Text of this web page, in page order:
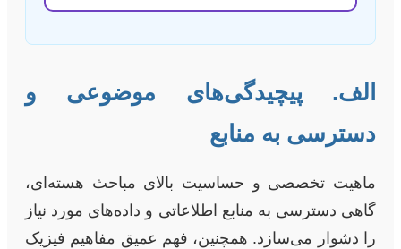
الف. پیچیدگی‌های موضوعی و
دسترسی به منابع
ماهیت تخصصی و حساسیت بالای مباحث هسته‌ای،
گاهی دسترسی به منابع اطلاعاتی و داده‌های مورد نیاز
را دشوار می‌سازد. همچنین، فهم عمیق مفاهیم فیزیک